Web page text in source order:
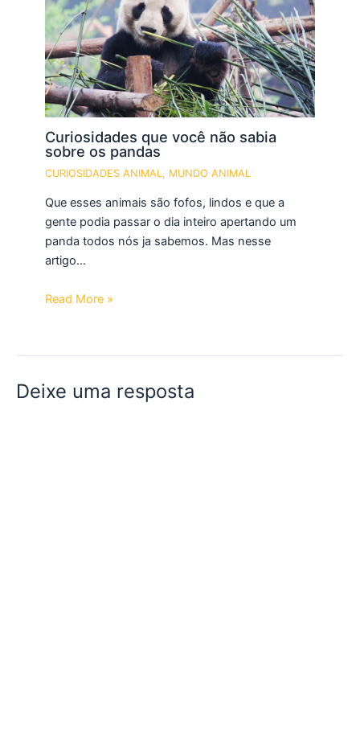
Curiosidades que você não sabia
sobre os pandas
CURIOSIDADES ANIMAL , MUNDO ANIMAL
Que esses animais são fofos, lindos e que a
gente podia passar o dia inteiro apertando um
panda todos nós ja sabemos. Mas nesse
artigo…
Read More »
Deixe uma resposta